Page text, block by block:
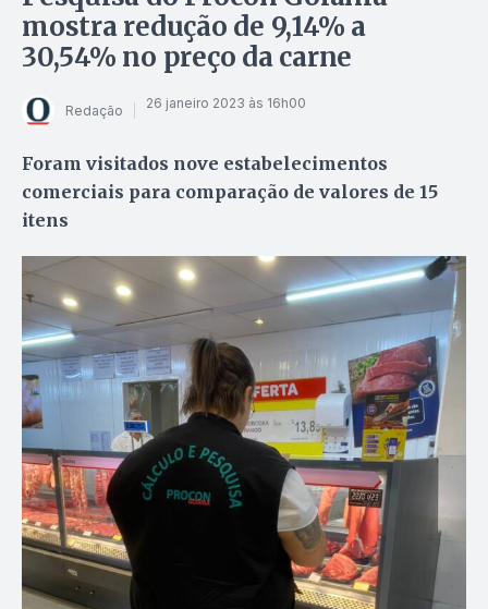
mostra redução de 9,14% a
30,54% no preço da carne
Redação 26 janeiro 2023 às 16h00
Foram visitados nove estabelecimentos
comerciais para comparação de valores de 15
itens